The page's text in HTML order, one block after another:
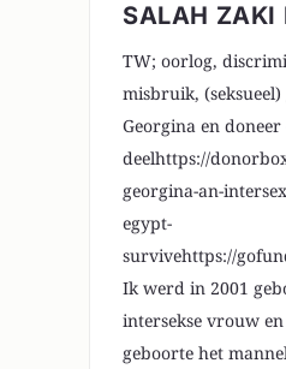
SALAH ZAKI
TW; oorlog,
misbruik,
Georgina en doneer
deelhttps://
georgina-an-
egypt-
survivehttps://
Ik werd in 2001
intersekse vrouw
geboorte het